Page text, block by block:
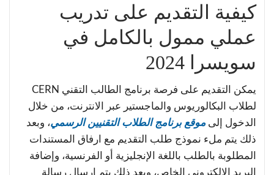
كيفية التقديم على تدريب
عملي ممول بالكامل في
سويسرا 2024
يمكن التقديم على فرصة برنامج الطالب التقني CERN
لطلاب البكالوريوس والماجستير عبر الانترنت، من خلال
الدخول إلىموقع برنامج الطلاب التقنيين الرسمي، وبعد
ذلك يتم ملء نموذج طلب التقديم مع ارفاق المستندات
المطلوبة بالطلب باللغة الإنجليزية أو الفرنسية، وإضافة
البريد الالكتروني الخاص، وبعد ذلك يتم ارسال رسالة